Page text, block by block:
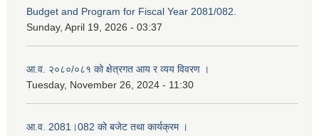
Budget and Program for Fiscal Year 2081/082.
Sunday, April 19, 2026 - 03:37
आ.व. २०८०/०८१ को क्षेत्रगत आय र व्यय विवरण ।
Tuesday, November 26, 2024 - 11:30
आ.व. 2081।082 को बजेट तथा कार्यक्रम ।